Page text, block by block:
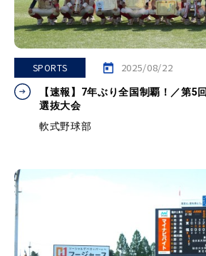
SPORTS 2025/08/22
【速報】7年ぶり全国制覇！／第5
選抜大会
軟式野球部